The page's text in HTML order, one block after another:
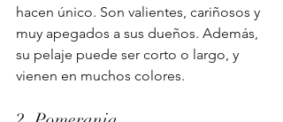
hacen único. Son valientes, cariñosos y
muy apegados a sus dueños. Además,
su pelaje puede ser corto o largo, y
vienen en muchos colores.